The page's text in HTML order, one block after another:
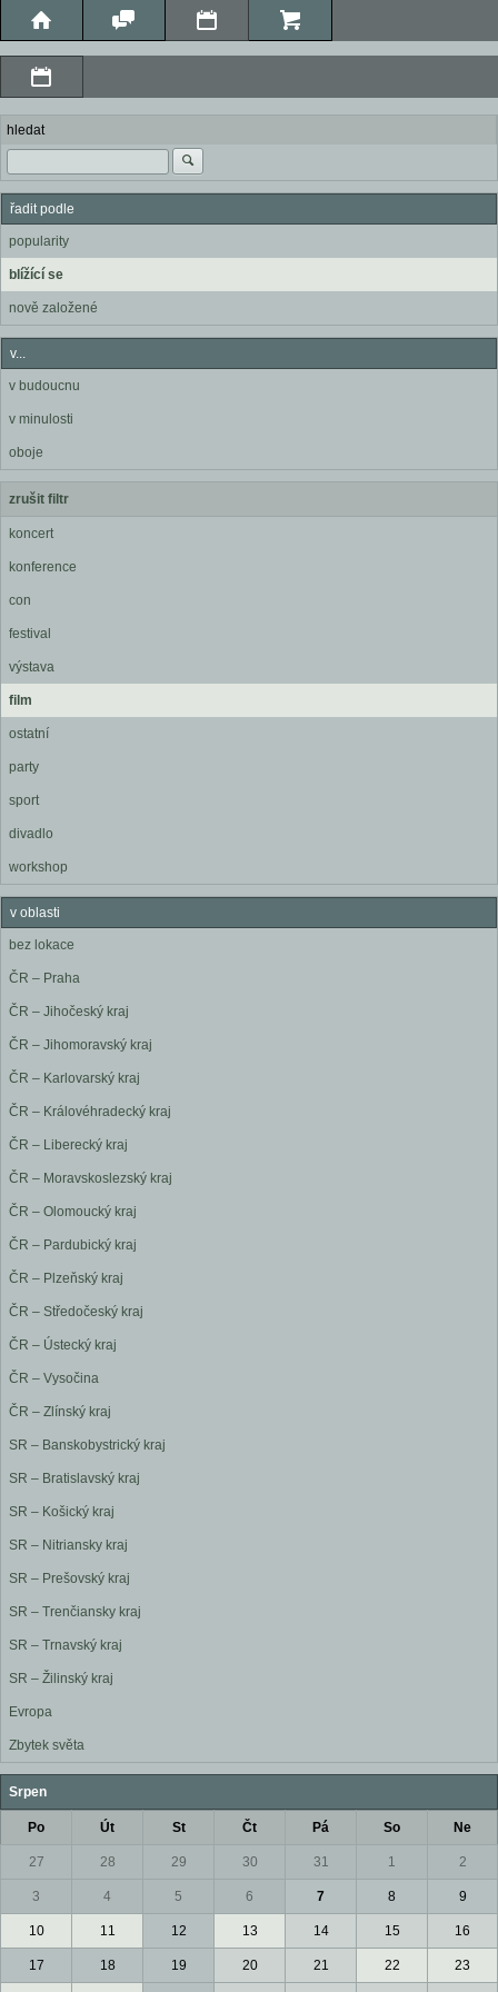
hledat
řadit podle
popularity
blížící se
nově založené
v...
v budoucnu
v minulosti
oboje
zrušit filtr
koncert
konference
con
festival
výstava
film
ostatní
party
sport
divadlo
workshop
v oblasti
bez lokace
ČR – Praha
ČR – Jihočeský kraj
ČR – Jihomoravský kraj
ČR – Karlovarský kraj
ČR – Královéhradecký kraj
ČR – Liberecký kraj
ČR – Moravskoslezský kraj
ČR – Olomoucký kraj
ČR – Pardubický kraj
ČR – Plzeňský kraj
ČR – Středočeský kraj
ČR – Ústecký kraj
ČR – Vysočina
ČR – Zlínský kraj
SR – Banskobystrický kraj
SR – Bratislavský kraj
SR – Košický kraj
SR – Nitriansky kraj
SR – Prešovský kraj
SR – Trenčiansky kraj
SR – Trnavský kraj
SR – Žilinský kraj
Evropa
Zbytek světa
Srpen
Po Út St Čt Pá So Ne
27 28 29 30 31 1 2
3 4 5 6 7 8 9
10 11 12 13 14 15 16
17 18 19 20 21 22 23